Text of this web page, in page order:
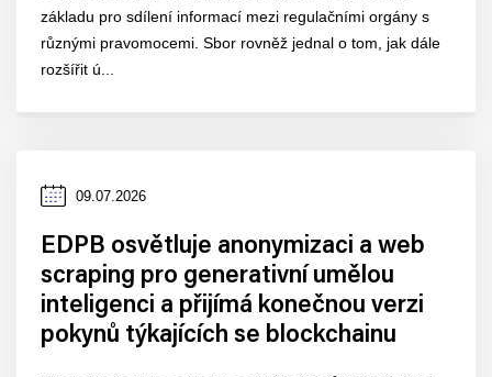
základu pro sdílení informací mezi regulačními orgány s
různými pravomocemi. Sbor rovněž jednal o tom, jak dále
rozšířit ú...
Datum
09.07.2026
EDPB osvětluje anonymizaci a web
scraping pro generativní umělou
inteligenci a přijímá konečnou verzi
pokynů týkajících se blockchainu